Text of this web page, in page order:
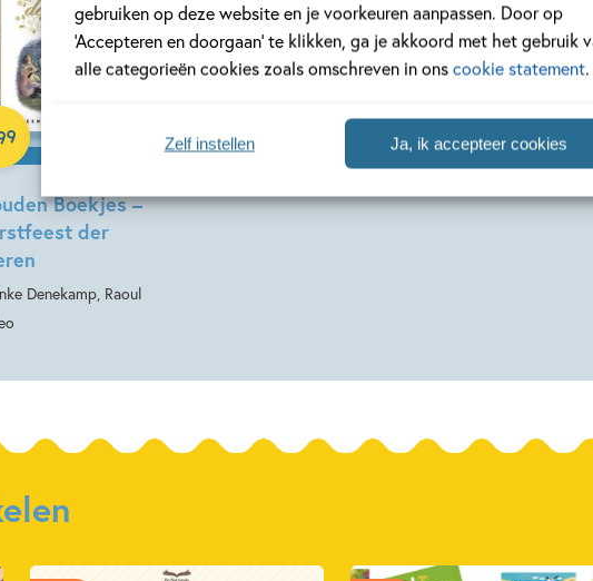
gebruiken op deze website en je voorkeuren aanpassen. Door op
‘Accepteren en doorgaan’ te klikken, ga je akkoord met het gebruik
alle categorieën cookies zoals omschreven in onscookie statement.
Ja, ik accepteer cookies
Zelf instellen
Boekjes –
der
Denekamp, Raoul